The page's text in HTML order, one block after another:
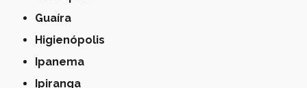
Guaíra
Higienópolis
Ipanema
Ipiranga